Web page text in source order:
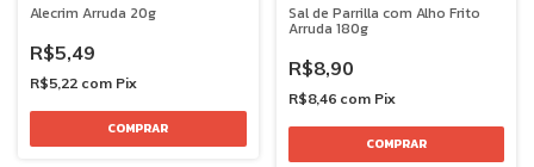
Alecrim Arruda 20g
R$5,49
R$5,22 com Pix
Sal de Parrilla com Alho Frito
Arruda 180g
R$8,90
R$8,46 com Pix